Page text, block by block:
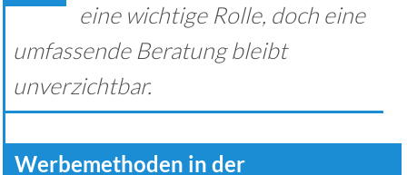
eine wichtige Rolle, doch eine
umfassende Beratung bleibt
unverzichtbar.
Werbemethoden in der